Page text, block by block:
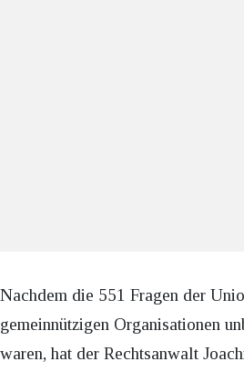
Nachdem die 551 Fragen der
gemeinnützigen Organisationen
waren, hat der Rechtsanwalt